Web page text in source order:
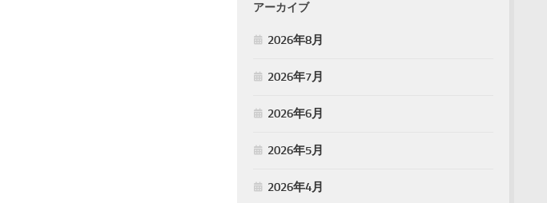
アーカイブ
2026年8月
2026年7月
2026年6月
2026年5月
2026年4月